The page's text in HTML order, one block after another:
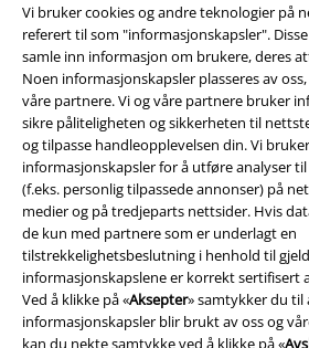
Vi bruker cookies og andre teknologier på
referert til som "informasjonskapsler".
samle inn informasjon om brukere, deres
Noen informasjonskapsler plasseres av
våre partnere. Vi og våre partnere bruker
sikre påliteligheten og sikkerheten til
og tilpasse handleopplevelsen din. Vi
informasjonskapsler for å utføre analyser
(f.eks. personlig tilpassede annonser) på
medier og på tredjeparts nettsider. Hvis
de kun med partnere som er underlagt en
tilstrekkelighetsbeslutning i henhold til
informasjonskapslene er korrekt sertifisert
Ved å klikke på «Aksepter» samtykker du til
informasjonskapsler blir brukt av oss og
kan du nekte samtykke ved å klikke på «
Juridisk informasjon/Vilkår
Vilkår
Impressum
Konfidensialitetserklæring
Avfallshåndtering og miljøbeskyttelse
Samsvarserklæring